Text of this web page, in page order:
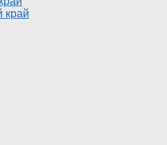
край